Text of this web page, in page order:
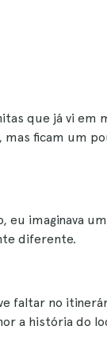
que já vi em
ficam um
eu imaginava
diferente.
faltar no
a história do